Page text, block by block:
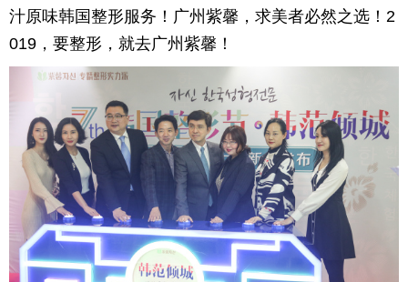
汁原味韩国整形服务！广州紫馨，求美者必然之选！2
019，要整形，就去广州紫馨！